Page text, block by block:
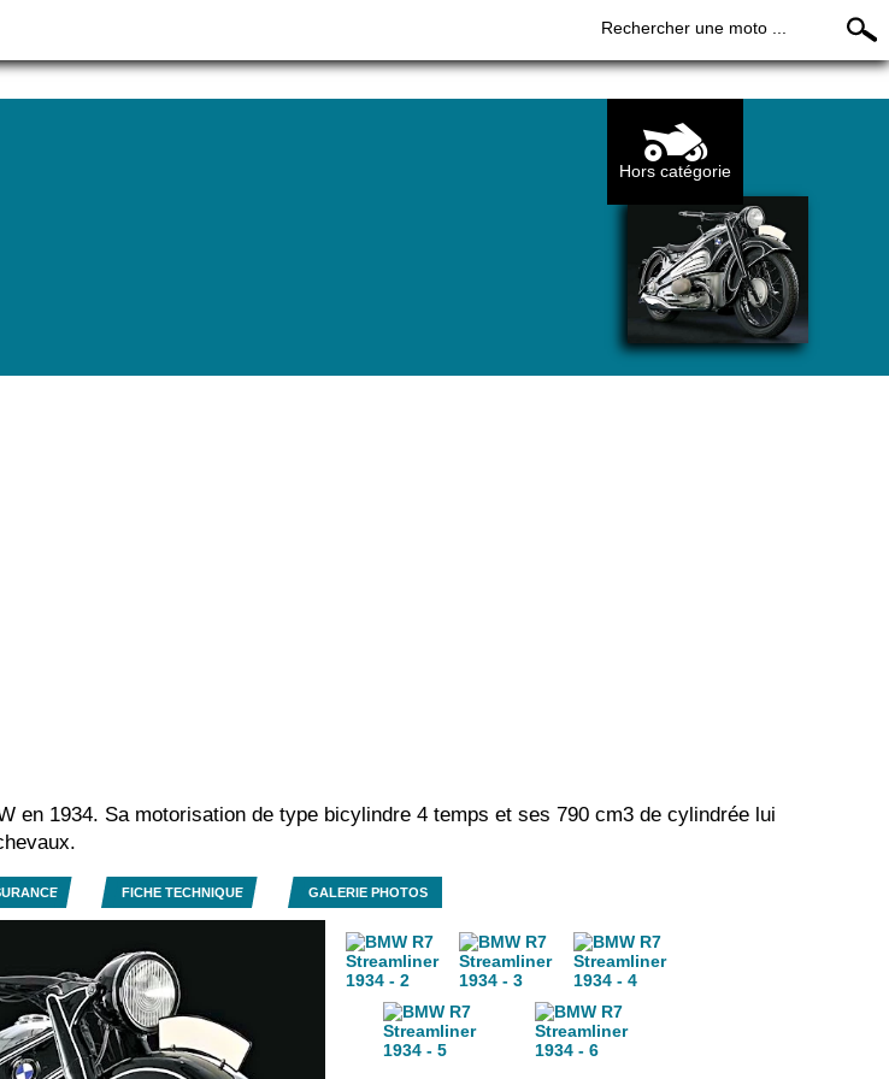
Rechercher une moto ...
Hors catégorie
en 1934. Sa motorisation de type bicylindre 4 temps et ses 790 cm3 de cylindrée lui
FICHE TECHNIQUE GALERIE PHOTOS